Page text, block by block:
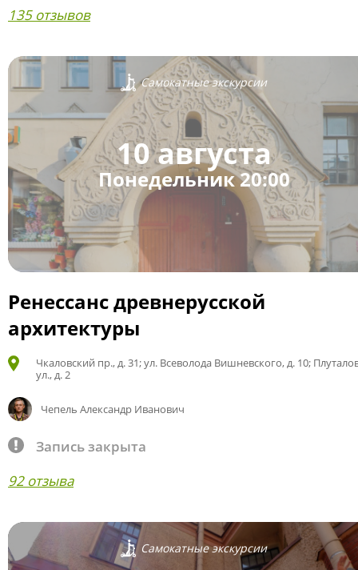
135 отзывов
Самокатные экскурсии
10 августа
Понедельник 20:00
Ренессанс древнерусской
архитектуры
Чкаловский пр., д. 31; ул. Всеволода Вишневского, д. 10;
ул., д. 2
Чепель Александр Иванович
Запись закрыта
92 отзыва
Самокатные экскурсии